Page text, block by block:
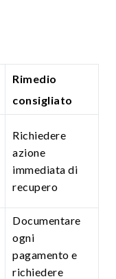
Rimedio
consigliato
Richiedere
azione
immediata di
recupero
Documentare
ogni
pagamento e
richiedere